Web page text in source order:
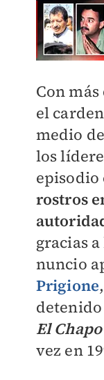
Con
el
medio
los
episodio
rostros
gracias
nuncio
Prigione
El Chapo
vez en